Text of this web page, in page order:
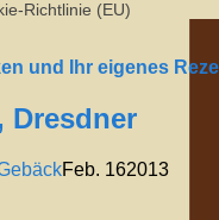
Richtlinie (EU)
und Ihr eigenes
Dresdner
Feb. 162013